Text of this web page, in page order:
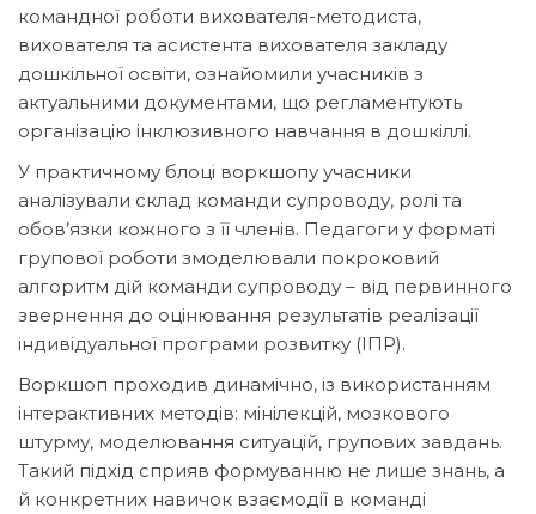
командної роботи вихователя-методиста,
вихователя та асистента вихователя закладу
дошкільної освіти, ознайомили учасників з
актуальними документами, що регламентують
організацію інклюзивного навчання в дошкіллі.
У практичному блоці воркшопу учасники
аналізували склад команди супроводу, ролі та
обов’язки кожного з її членів. Педагоги у форматі
групової роботи змоделювали покроковий
алгоритм дій команди супроводу – від первинного
звернення до оцінювання результатів реалізації
індивідуальної програми розвитку (ІПР).
Воркшоп проходив динамічно, із використанням
інтерактивних методів: мінілекцій, мозкового
штурму, моделювання ситуацій, групових завдань.
Такий підхід сприяв формуванню не лише знань, а
й конкретних навичок взаємодії в команді